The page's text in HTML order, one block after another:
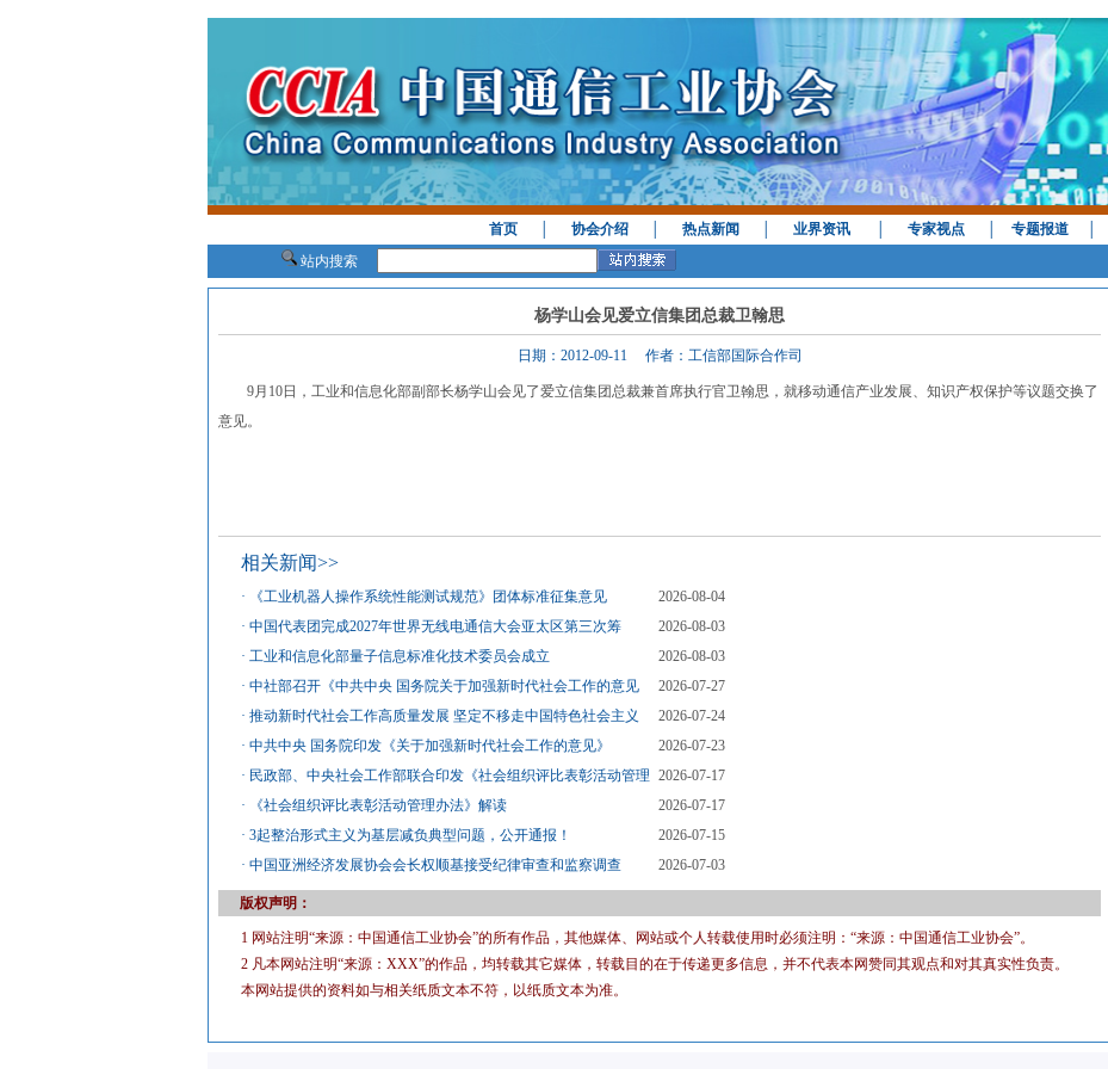
首页│ 协会介绍│ 热点新闻 业界资讯│ 专家视点│ 专题报道│
站内搜索
杨学山会见爱立信集团总裁卫翰思
日期：2012-09-11 作者：工信部国际合作司
9月10日，工业和信息化部副部长杨学山会见了爱立信集团总裁兼首席执行官卫翰思，就移动通信产业发展、知识产权保护等议题交换了
意见。
相关新闻>>
· 《工业机器人操作系统性能测试规范》团体标准征集意见
2026-08-04
· 中国代表团完成2027年世界无线电通信大会亚太区第三次筹
2026-08-03
· 工业和信息化部量子信息标准化技术委员会成立
2026-08-03
· 中社部召开《中共中央 国务院关于加强新时代社会工作的意见
2026-07-27
· 推动新时代社会工作高质量发展 坚定不移走中国特色社会主义
2026-07-24
· 中共中央 国务院印发《关于加强新时代社会工作的意见》
2026-07-23
· 民政部、中央社会工作部联合印发《社会组织评比表彰活动管理 2026-07-17
·
《社会组织评比表彰活动管理办法》解读
2026-07-17
· 3起整治形式主义为基层减负典型问题，公开通报！
2026-07-15
· 中国亚洲经济发展协会会长权顺基接受纪律审查和监察调查 2026-07-03
版权声明：
1 网站注明“来源：中国通信工业协会”的所有作品，其他媒体、网站或个人转载使用时必须注明：“来源：中国通信工业协会”。
2 凡本网站注明“来源：XXX”的作品，均转载其它媒体，转载目的在于传递更多信息，并不代表本网赞同其观点和对其真实性负责。
本网站提供的资料如与相关纸质文本不符，以纸质文本为准。